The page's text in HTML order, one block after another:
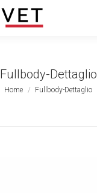
Fullbody-Dettaglio
Tu sei qui:
Home Fullbody-Dettaglio